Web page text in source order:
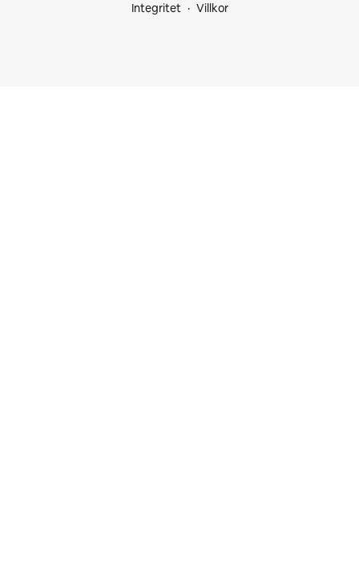
Integritet
Villkor